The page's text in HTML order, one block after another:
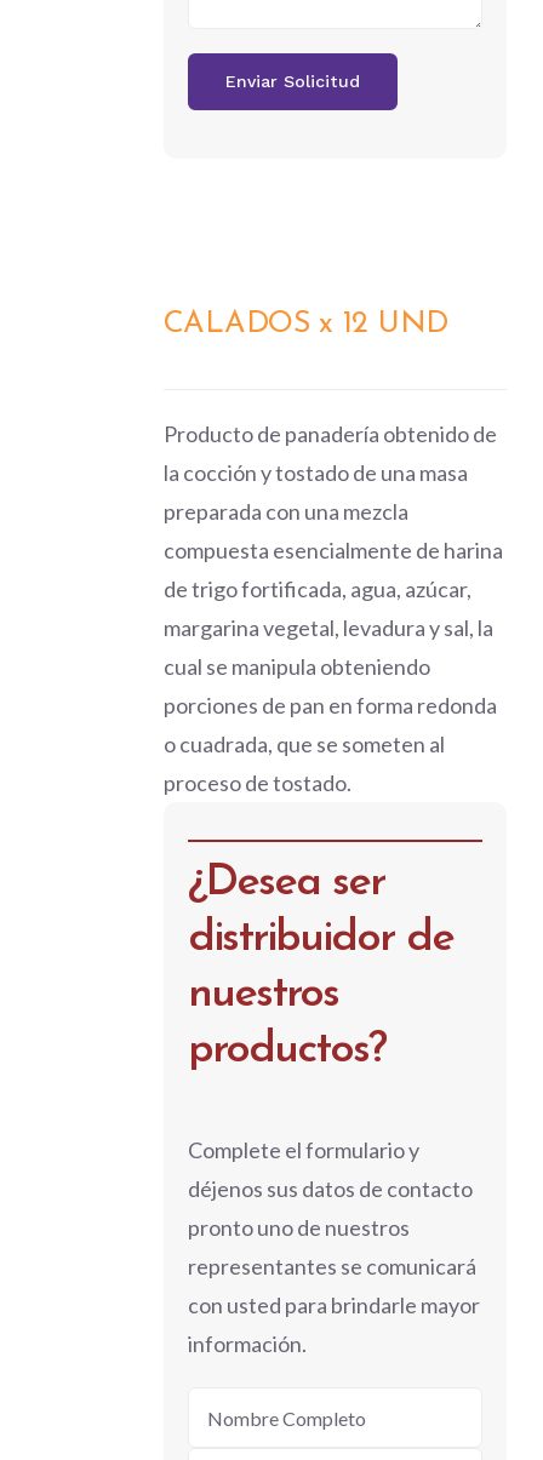
CALADOS x 12 UND
Producto de panadería obtenido de
la cocción y tostado de una masa
preparada con una mezcla
compuesta esencialmente de harina
de trigo fortificada, agua, azúcar,
margarina vegetal, levadura y sal, la
cual se manipula obteniendo
porciones de pan en forma redonda
o cuadrada, que se someten al
proceso de tostado.
¿Desea ser
distribuidor de
nuestros
productos?
Complete el formulario y
déjenos sus datos de contacto
pronto uno de nuestros
representantes se comunicará
con usted para brindarle mayor
información.